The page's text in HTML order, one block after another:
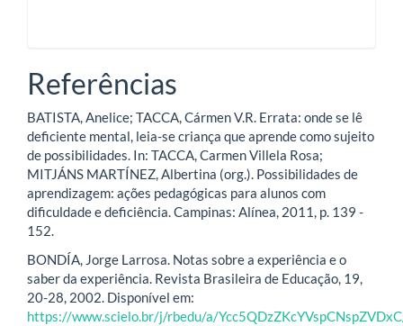
Referências
BATISTA, Anelice; TACCA, Cármen V.R. Errata: onde se lê
deficiente mental, leia-se criança que aprende como sujeito
de possibilidades. In: TACCA, Carmen Villela Rosa;
MITJÁNS MARTÍNEZ, Albertina (org.). Possibilidades de
aprendizagem: ações pedagógicas para alunos com
dificuldade e deficiência. Campinas: Alínea, 2011, p. 139 -
152.
BONDÍA, Jorge Larrosa. Notas sobre a experiência e o
saber da experiência. Revista Brasileira de Educação, 19,
20-28, 2002. Disponível em:
https://www.scielo.br/j/rbedu/a/